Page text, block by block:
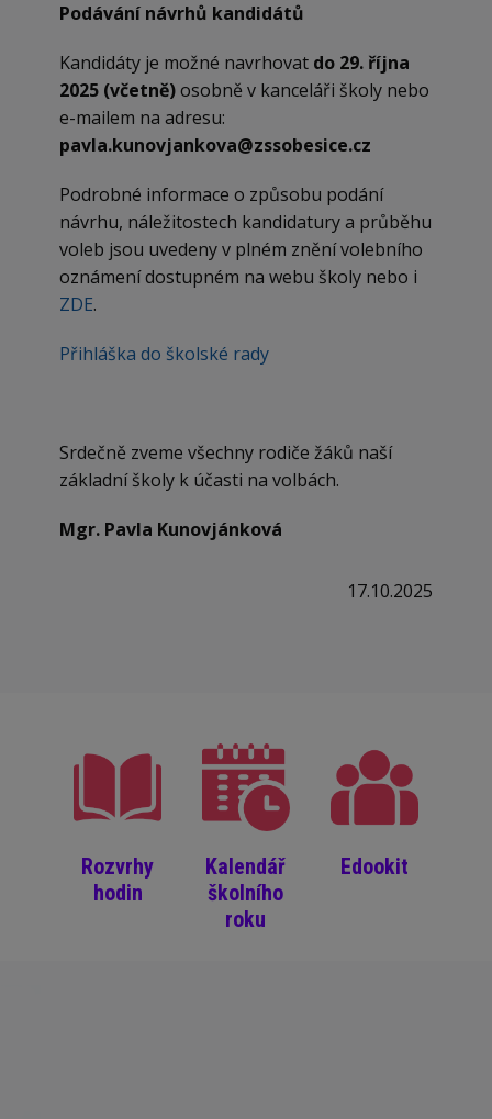
Podávání návrhů kandidátů
Kandidáty je možné navrhovat do 29. října
2025 (včetně)osobně v kanceláři školy nebo
e-mailem na adresu:
pavla.kunovjankova@zssobesice.cz
Podrobné informace o způsobu podání
návrhu, náležitostech kandidatury a průběhu
voleb jsou uvedeny v plném znění volebního
oznámení dostupném na webu školy nebo i
ZDE.
Přihláška do školské rady
Srdečně zveme všechny rodiče žáků naší
základní školy k účasti na volbách.
Mgr. Pavla Kunovjánková
17.10.2025
Rozvrhy
hodin
Kalendář
školního
roku
Edookit